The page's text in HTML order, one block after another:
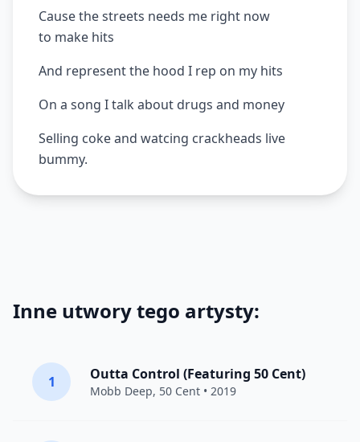
Cause the streets needs me right now
to make hits
And represent the hood I rep on my hits
On a song I talk about drugs and money
Selling coke and watcing crackheads live
bummy.
Inne utwory tego artysty:
1 Outta Control (Featuring 50 Cent)
Mobb Deep, 50 Cent • 2019